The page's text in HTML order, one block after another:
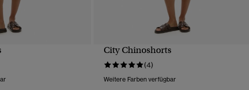
City Chinoshorts
(4)
Weitere Farben verfügbar